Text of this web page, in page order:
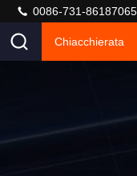
0086-731-86187065
Chiacchierata